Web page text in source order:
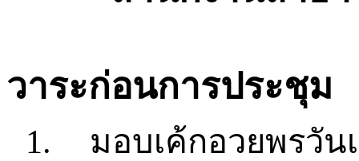
วาระก่อนการประชุม
1.
มอบเค้กอวยพรวัน